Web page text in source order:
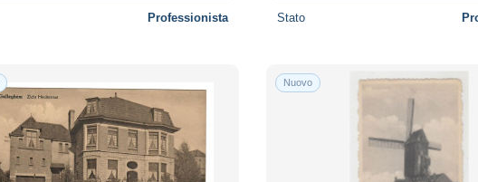
Professionista Stato
Nuovo